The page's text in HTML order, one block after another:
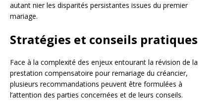
autant nier les disparités persistantes issues du premier
mariage.
Stratégies et conseils pratiques
Face à la complexité des enjeux entourant la révision de la
prestation compensatoire pour remariage du créancier,
plusieurs recommandations peuvent être formulées à
l’attention des parties concernées et de leurs conseils.